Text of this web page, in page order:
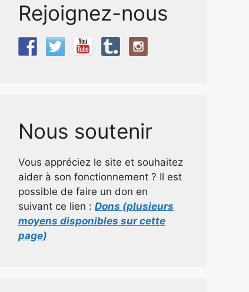
Rejoignez-nous
Nous soutenir
Vous appréciez le site et souhaitez
aider à son fonctionnement ? Il est
possible de faire un don en
suivant ce lien : Dons (plusieurs
moyens disponibles sur cette
page)